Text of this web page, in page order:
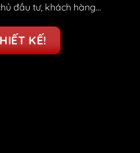
đầu tư, khách hàng...
KẾ!